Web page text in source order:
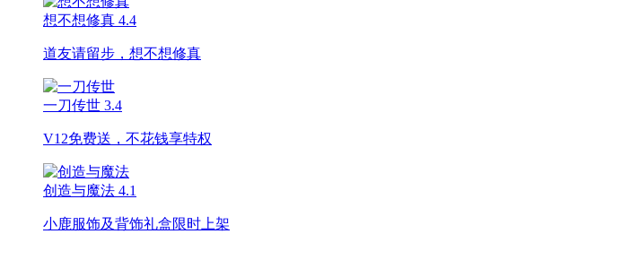
想不想修真 4.4
道友请留步，想不想修真
一刀传世 3.4
V12免费送，不花钱享特权
创造与魔法 4.1
小鹿服饰及背饰礼盒限时上架